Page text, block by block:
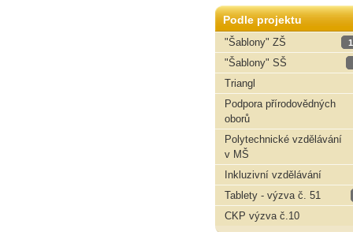
Podle projektu
"Šablony" ZŠ
"Šablony" SŠ
Triangl
Podpora přírodovědných
oborů
Polytechnické vzdělávání
v MŠ
Inkluzivní vzdělávání
Tablety - výzva č. 51
CKP výzva č.10